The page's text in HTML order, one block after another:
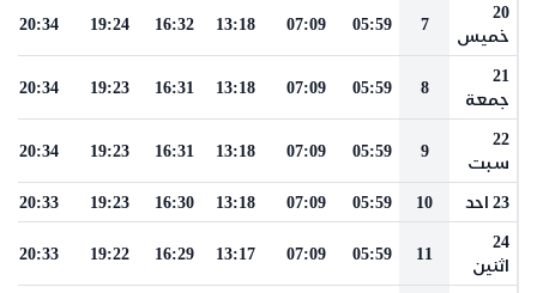
20
خميس
7
05:59
07:09
13:18
16:32
19:24
20:34
21
جمعة
8
05:59
07:09
13:18
16:31
19:23
20:34
22
سبت
9
05:59
07:09
13:18
16:31
19:23
20:34
23 احد 10
05:59
07:09
13:18
16:30
19:23
20:33
24
اثنين
11
05:59
07:09
13:17
16:29
19:22
20:33